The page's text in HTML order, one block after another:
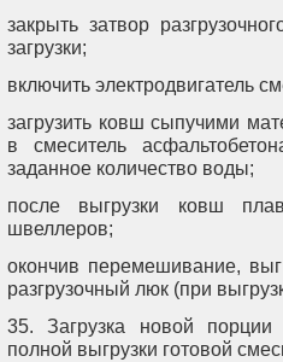
закрыть затвор
загрузки;
включить электродвигатель
загрузить ковш сыпучими
в смеситель
заданное количество воды;
после выгрузки ковш
швеллеров;
окончив перемешивание,
разгрузочный люк (при
35. Загрузка новой порции
полной выгрузки готовой